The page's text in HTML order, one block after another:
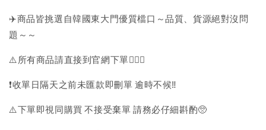
✈️商品皆挑選自韓國東大門優質檔口～品質、貨源絕對沒問
題～～
⚠️所有商品請直接到官網下單💁🏻‍♀️
❗️收單日隔天之前未匯款即刪單 逾時不候‼️
⚠️下單即視同購買 不接受棄單 請務必仔細斟酌🥺